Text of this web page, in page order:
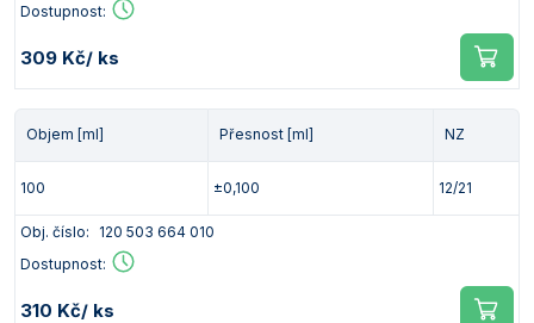
Dostupnost:
309 Kč/ ks
Objem [ml] Přesnost [ml] NZ
100 ±0,100 12/21
Obj. číslo:
120 503 664 010
Dostupnost:
310 Kč/ ks